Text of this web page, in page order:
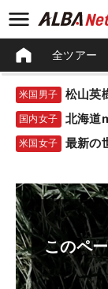
全ツアー
米国男子
国内女子 北海道
米国女子 最新の
このペ